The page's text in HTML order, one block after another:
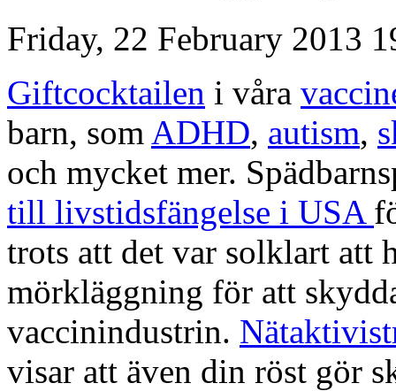
Friday, 22 February 2013
Giftcocktailen i våra
barn, som ADHD, autism,
och mycket mer.
till livstidsfängelse i USA
trots att det var solklart att
mörkläggning för att
vaccinindustrin.
visar att även din röst gör